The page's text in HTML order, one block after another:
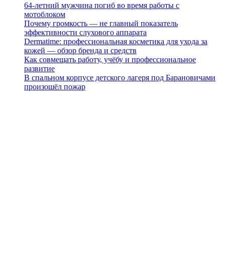
64-летний мужчина погиб во время работы с
мотоблоком
Почему громкость — не главный показатель
эффективности слухового аппарата
Dermatime: профессиональная косметика для ухода за
кожей — обзор бренда и средств
Как совмещать работу, учёбу и профессиональное
развитие
В спальном корпусе детского лагеря под Барановичами
произошёл пожар